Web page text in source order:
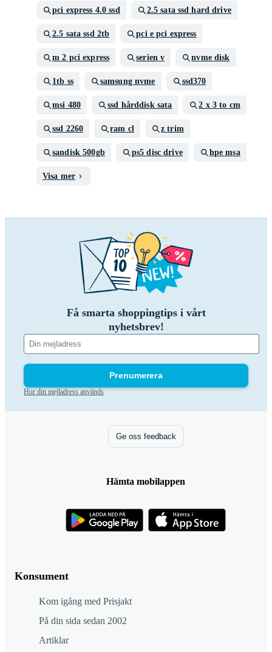
pci express 4.0 ssd 2.5 sata ssd hard drive
2.5 sata ssd 2tb pci e pci express
m 2 pci express serien v nvme disk
1tb ss samsung nvme ssd370
msi 480 ssd hårddisk sata 2 x 3 to cm
ssd 2260 ram cl z trim
sandisk 500gb ps5 disc drive hpe msa
Visa mer
Få smarta shoppingtips i vårt
nyhetsbrev!
Prenumerera
Hur din mejladress används
Konsument
Kom igång med Prisjakt
På din sida sedan 2002
Artiklar
Ge oss feedback
Hämta mobilappen